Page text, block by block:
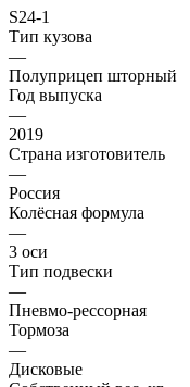
S24-1
Тип кузова
—
Полуприцеп шторный
Год выпуска
—
2019
Страна изготовитель
—
Россия
Колёсная формула
—
3 оси
Тип подвески
—
Пневмо-рессорная
Тормоза
—
Дисковые